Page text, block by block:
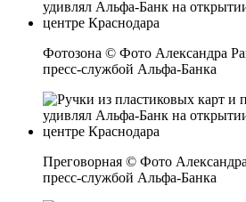
Фотозона © Фото Александра
пресс-службой Альфа-Банка
Преговорная © Фото
пресс-службой Альфа-Банка